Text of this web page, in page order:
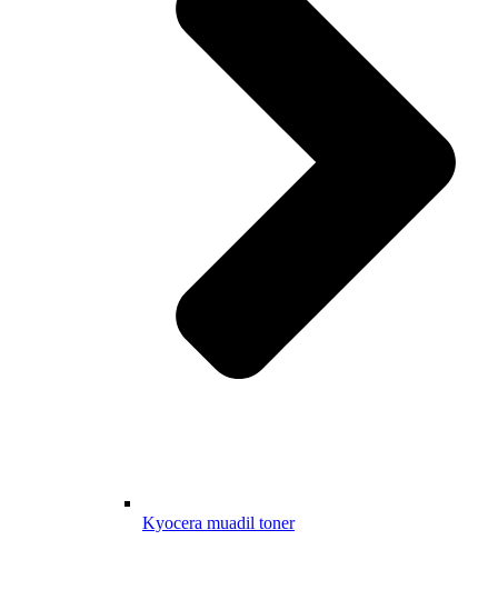
Kyocera muadil toner